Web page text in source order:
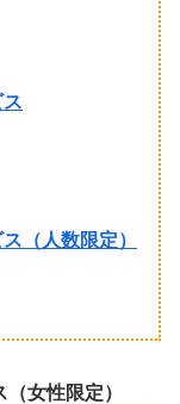
（人数限定）
女性限定）